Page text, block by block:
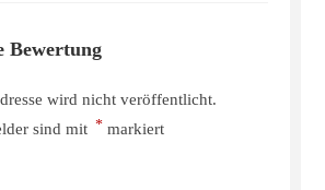
Bewertung
wird nicht veröffentlicht.
sind mit * markiert